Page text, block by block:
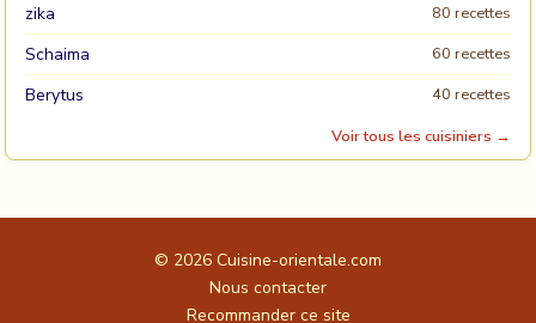
zika 80 recettes
Schaima 60 recettes
Berytus
40 recettes
Voir tous les cuisiniers →
© 2026 Cuisine-orientale.com
Nous contacter
Recommander ce site